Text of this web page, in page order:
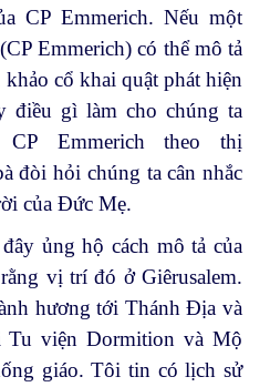
CP Emmerich. Nếu một
Emmerich) có thể mô tả
cổ khai quật phát hiện
điều gì làm cho chúng ta
Emmerich theo thị
đòi hỏi chúng ta cân nhắc
của Đức Mẹ.
ủng hộ cách mô tả của
vị trí đó ở Giêrusalem.
hương tới Thánh Địa và
Tu viện Dormition và Mộ
giáo. Tôi tin có lịch sử